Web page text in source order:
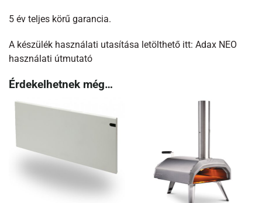
5 év teljes körű garancia.
A készülék használati utasítása letölthető itt: Adax NEO
használati útmutató
Érdekelhetnek még…